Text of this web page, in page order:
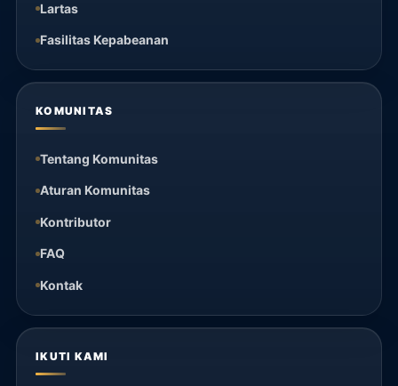
Lartas
Fasilitas Kepabeanan
KOMUNITAS
Tentang Komunitas
Aturan Komunitas
Kontributor
FAQ
Kontak
IKUTI KAMI